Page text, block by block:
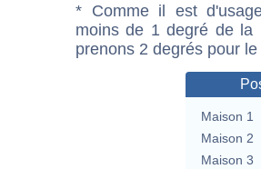
* Comme il est
moins de 1 degré de la
prenons 2 degrés pour
Maison 1
Maison 2
Maison 3